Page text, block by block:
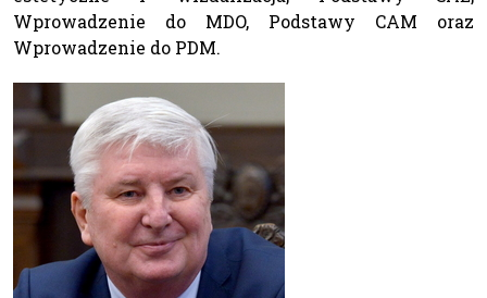
Wprowadzenie do MDO, Podstawy CAM oraz
Wprowadzenie do PDM.